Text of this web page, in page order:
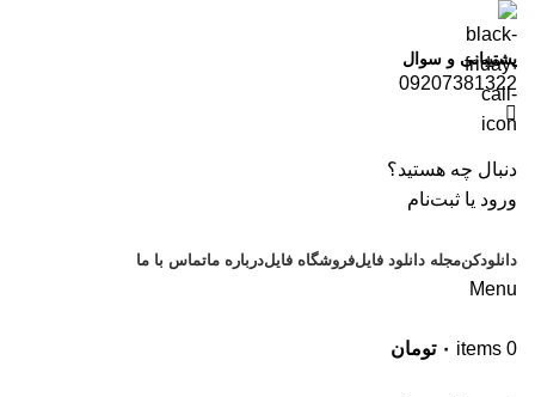
پشتیبانی و سوال
09207381322
دنبال چه هستید؟
ورود یا ثبت‌نام
دانلودکنمجله دانلود فایلفروشگاه فایلدرباره ماتماس با ما
Menu
0
items ۰ تومان